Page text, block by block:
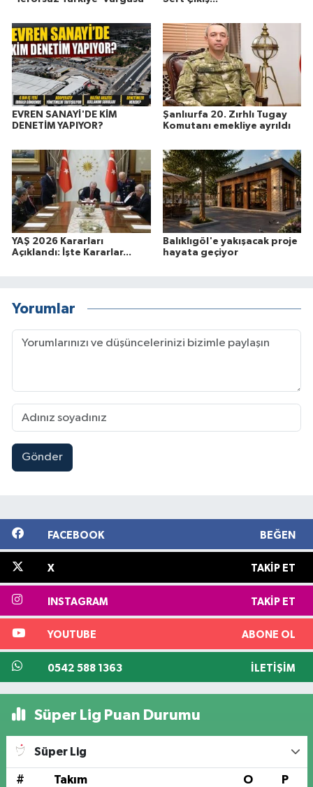
EVREN SANAYİ'DE KİM
DENETİM YAPIYOR?
Şanlıurfa 20. Zırhlı Tugay
Komutanı emekliye ayrıldı
YAŞ 2026 Kararları
Açıklandı: İşte Kararlar...
Balıklıgöl'e yakışacak proje
hayata geçiyor
Yorumlar
Gönder
FACEBOOK BEĞEN
X TAKIP ET
INSTAGRAM TAKIP ET
YOUTUBE ABONE OL
0542 588 1363 İLETIŞIM
Süper Lig Puan Durumu
Süper Lig
# Takım O P